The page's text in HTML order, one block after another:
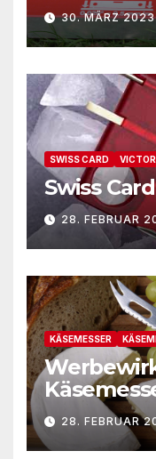
30. MÄRZ
SWISS CARD
Swiss
28. FEBRUAR
KÄSEMESSER
28. FEBRUAR